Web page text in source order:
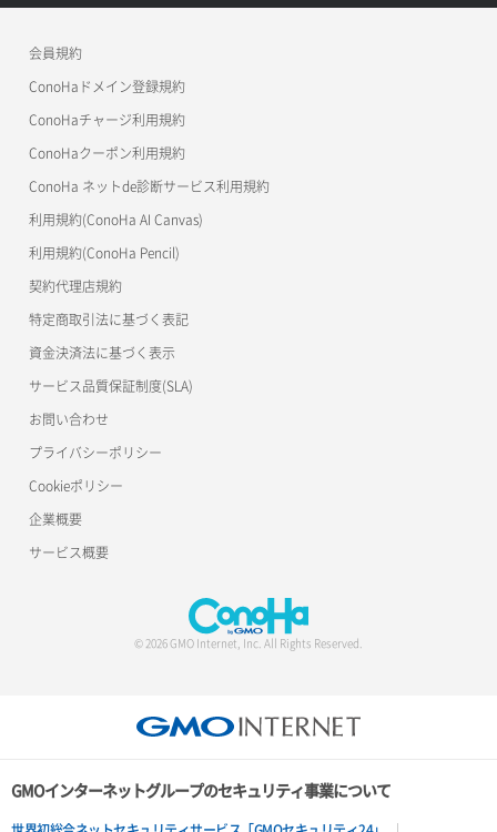
APIドキュメントVPS3.0
美雲このは徹底ガイド
会員規約
ConoHaドメイン登録規約
ConoHaチャージ利用規約
ConoHaクーポン利用規約
ConoHa ネットde診断サービス利用規約
利用規約(ConoHa AI Canvas)
利用規約(ConoHa Pencil)
契約代理店規約
特定商取引法に基づく表記
資金決済法に基づく表示
サービス品質保証制度(SLA)
お問い合わせ
プライバシーポリシー
Cookieポリシー
企業概要
サービス概要
© 2026 GMO Internet, Inc. All Rights Reserved.
GMOインターネットグループのセキュリティ事業について